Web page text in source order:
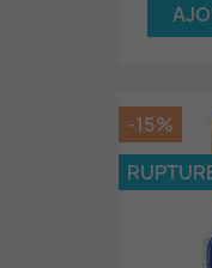
-15%